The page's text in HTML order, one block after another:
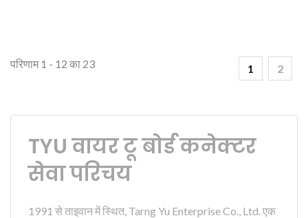
परिणाम 1 - 12 का 23 1 2
TYU वायर टू बोर्ड कनेक्टर
सेवा परिचय
1991 से ताइवान में स्थित, Tarng Yu Enterprise Co., Ltd. एक